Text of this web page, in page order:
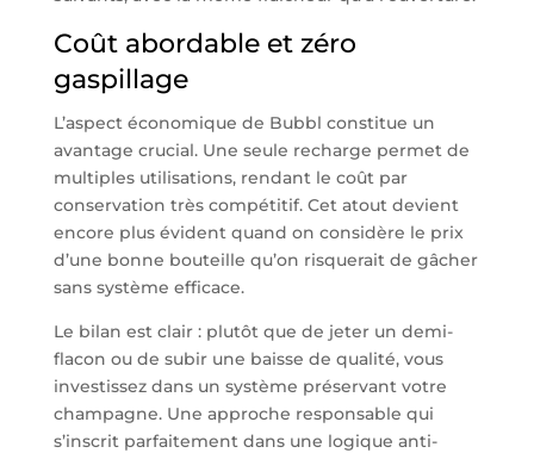
Coût abordable et zéro
gaspillage
L’aspect économique de Bubbl constitue un
avantage crucial. Une seule recharge permet de
multiples utilisations, rendant le coût par
conservation très compétitif. Cet atout devient
encore plus évident quand on considère le prix
d’une bonne bouteille qu’on risquerait de gâcher
sans système efficace.
Le bilan est clair : plutôt que de jeter un demi-
flacon ou de subir une baisse de qualité, vous
investissez dans un système préservant votre
champagne. Une approche responsable qui
s’inscrit parfaitement dans une logique anti-